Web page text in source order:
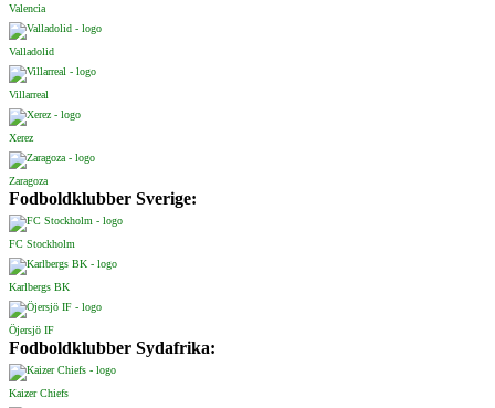
Valencia
Valladolid
Villarreal
Xerez
Zaragoza
Fodboldklubber Sverige:
FC Stockholm
Karlbergs BK
Öjersjö IF
Fodboldklubber Sydafrika:
Kaizer Chiefs